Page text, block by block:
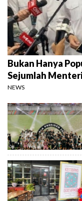
Bukan Hanya
Sejumlah
NEWS